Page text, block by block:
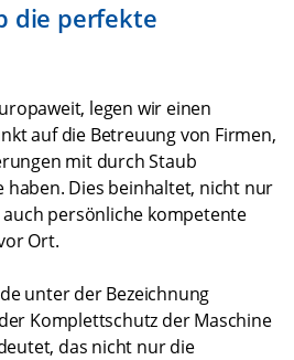
die perfekte
legen wir einen
auf die Betreuung von Firmen,
mit durch Staub
haben. Dies beinhaltet, nicht nur
persönliche kompetente
Ort.
unter der Bezeichnung
Komplettschutz der Maschine
das nicht nur die